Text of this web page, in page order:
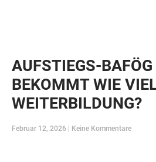
AUFSTIEGS-
BEKOMMT WIE
WEITERBILDUNG?
Februar 12, 2026 Keine Kommentare